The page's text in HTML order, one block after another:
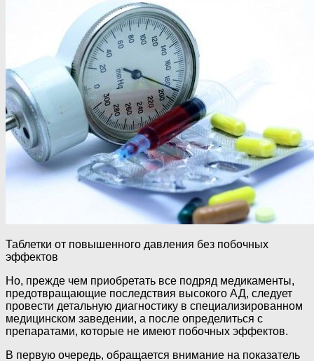
Таблетки от повышенного давления без побочных
эффектов
Но, прежде чем приобретать все подряд медикаменты,
предотвращающие последствия высокого АД, следует
провести детальную диагностику в специализированном
медицинском заведении, а после определиться с
препаратами, которые не имеют побочных эффектов.
В первую очередь, обращается внимание на показатель